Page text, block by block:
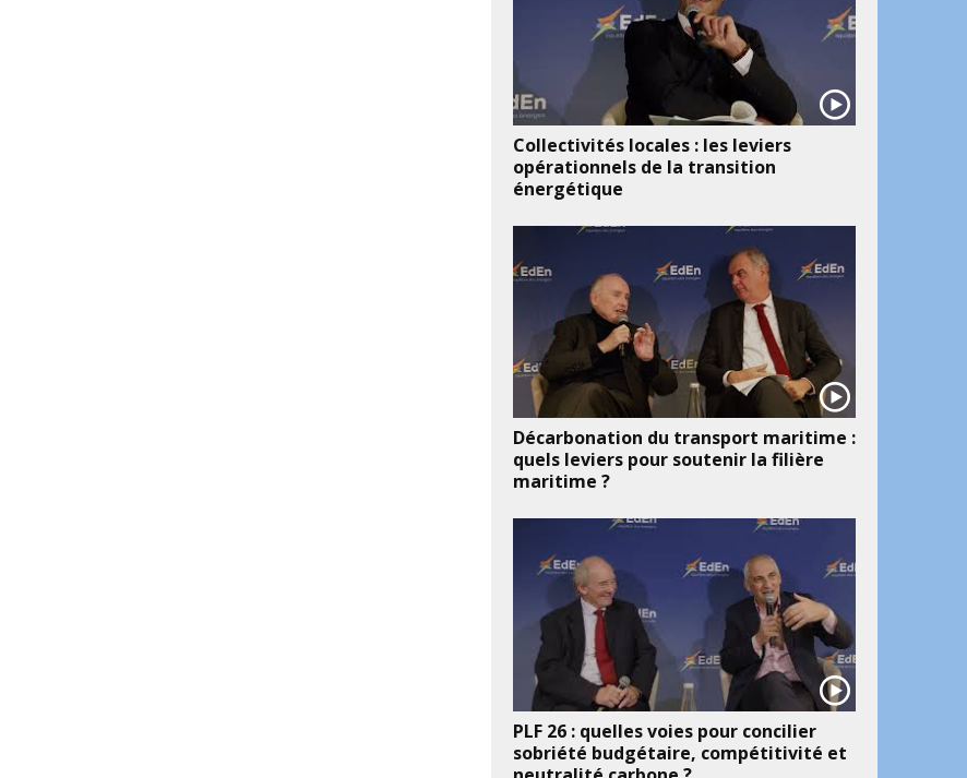
Collectivités locales : les leviers
opérationnels de la transition
énergétique
Décarbonation du transport maritime :
quels leviers pour soutenir la filière
maritime ?
PLF 26 : quelles voies pour concilier
sobriété budgétaire, compétitivité et